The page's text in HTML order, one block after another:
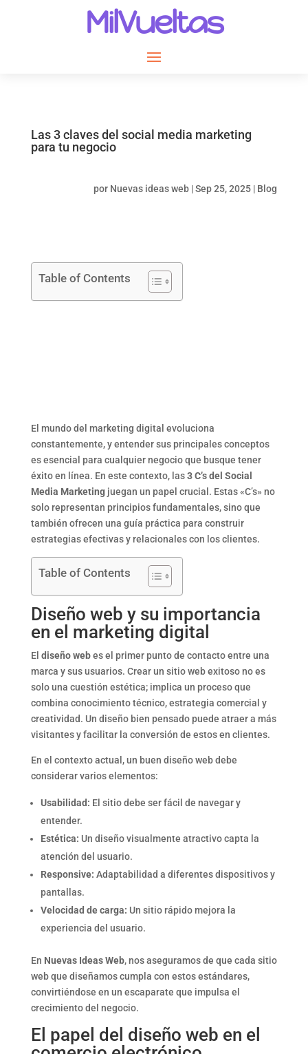
MilVueltas
Las 3 claves del social media marketing
para tu negocio
por Nuevas ideas web |Sep 25, 2025 | Blog
Table of Contents
El mundo del marketing digital evoluciona
constantemente, y entender sus principales conceptos
es esencial para cualquier negocio que busque tener
éxito en línea. En este contexto, las3 C’s del Social
Media Marketingjuegan un papel crucial. Estas «C’s» no
solo representan principios fundamentales, sino que
también ofrecen una guía práctica para construir
estrategias efectivas y relacionales con los clientes.
Table of Contents
Diseño web y su importancia
en el marketing digital
El diseño webes el primer punto de contacto entre una
marca y sus usuarios. Crear un sitio web exitoso no es
solo una cuestión estética; implica un proceso que
combina conocimiento técnico, estrategia comercial y
creatividad. Un diseño bien pensado puede atraer a más
visitantes y facilitar la conversión de estos en clientes.
En el contexto actual, un buen diseño web debe
considerar varios elementos:
Usabilidad: El sitio debe ser fácil de navegar y
entender.
Estética: Un diseño visualmente atractivo capta la
atención del usuario.
Responsive: Adaptabilidad a diferentes dispositivos y
pantallas.
Velocidad de carga: Un sitio rápido mejora la
experiencia del usuario.
En Nuevas Ideas Web, nos aseguramos de que cada sitio
web que diseñamos cumpla con estos estándares,
convirtiéndose en un escaparate que impulsa el
crecimiento del negocio.
El papel del diseño web en el